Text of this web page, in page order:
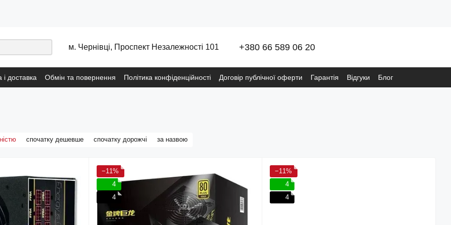
м. Чернівці, Проспект Незалежності 101 +380 66 589 06 20
доставка Обмін та повернення Політика конфіденційності Договір публічної оферти Гарантія Відгуки
Блог
даних
Договір публічної оферти з послуг навчання Політика конфіденційності META
Видалення даних
спочатку дешевше спочатку дорожчі за назвою
−11%
4
4
−11%
4
4